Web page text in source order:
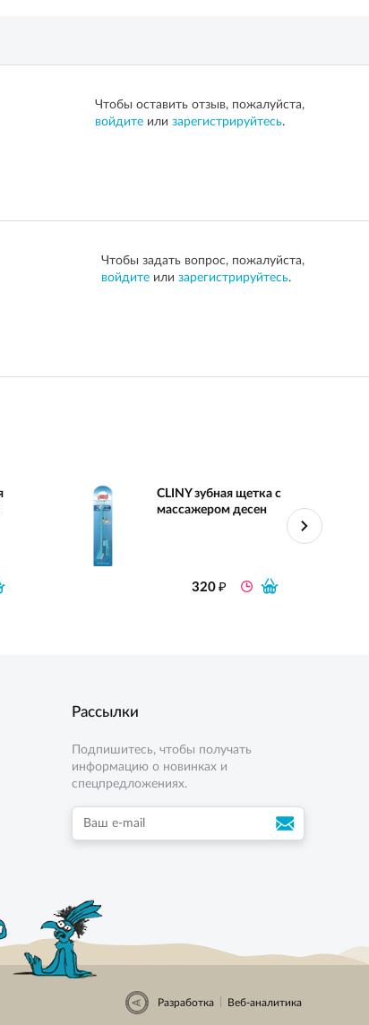
Чтобы оставить отзыв, пожалуйста,
войдите или зарегистрируйтесь.
Чтобы задать вопрос, пожалуйста,
войдите или зарегистрируйтесь.
CLINY зубная щетка с
массажером десен
320₽
Рассылки
Подпишитесь, чтобы получать
информацию о новинках и
спецпредложениях.
Разработка Веб-аналитика